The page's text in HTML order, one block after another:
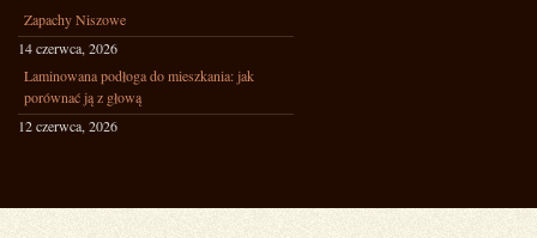
Zapachy Niszowe
14 czerwca, 2026
Laminowana podłoga do mieszkania: jak
porównać ją z głową
12 czerwca, 2026